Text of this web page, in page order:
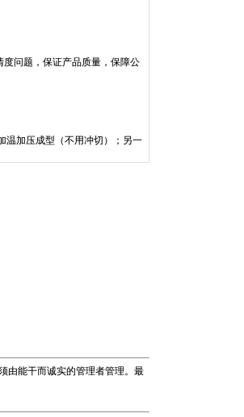
问题，保证产品质量，保障公
加压成型（不用冲切）；另一
由能干而诚实的管理者管理。最